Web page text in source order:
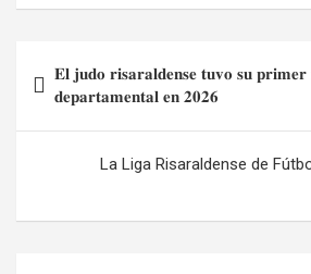
ce
b
o
o
ail at
s
A
p
p
e
a
m
de
entradas
𝐄𝐥 𝐣𝐮𝐝𝐨 𝐫𝐢𝐬𝐚𝐫𝐚𝐥𝐝𝐞𝐧𝐬𝐞 𝐭𝐮𝐯𝐨 𝐬𝐮
𝐝𝐞𝐩𝐚𝐫𝐭𝐚𝐦𝐞𝐧𝐭𝐚𝐥 𝐞𝐧 𝟐𝟎𝟐𝟔
La Liga Risaraldense de